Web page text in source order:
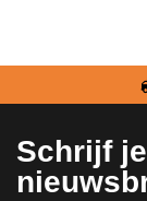
Schrijf